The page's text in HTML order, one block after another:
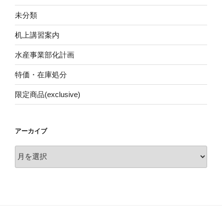
未分類
机上講習案内
水産事業部化計画
特価・在庫処分
限定商品(exclusive)
アーカイブ
ー